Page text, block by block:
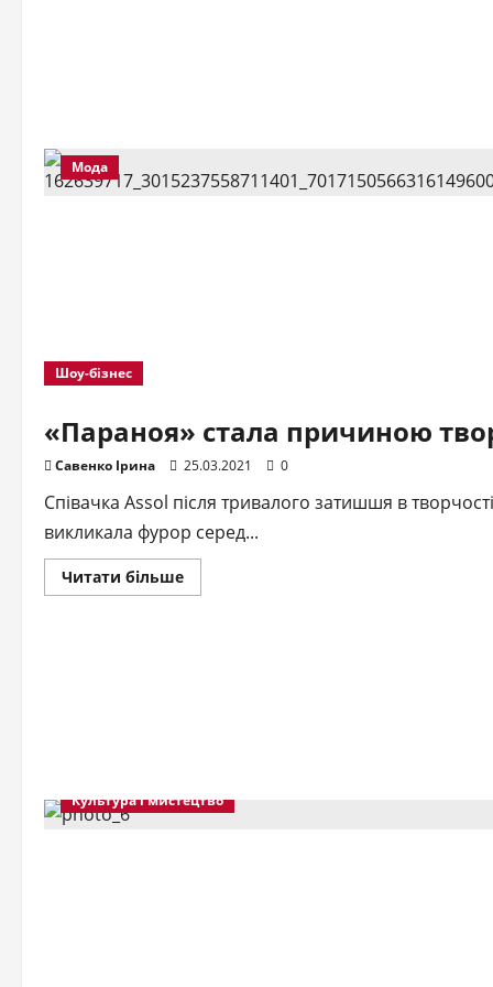
Мода
Шоу-бізнес
«Параноя» стала причиною
Савенко Ірина 25.03.2021 0
Співачка Assol після тривалого затишшя в
викликала фурор серед...
Читати більшеДокладніше
про
Культура і мистецтво